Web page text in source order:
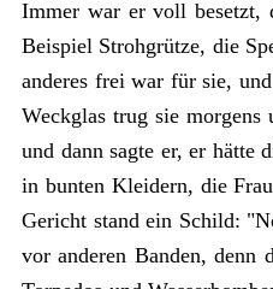
Immer war er voll besetzt,
Beispiel Strohgrütze, die
anderes frei war für sie,
Weckglas trug sie
und dann sagte er, er hätte
in bunten Kleidern, die
Gericht stand ein Schild:
vor anderen Banden, denn